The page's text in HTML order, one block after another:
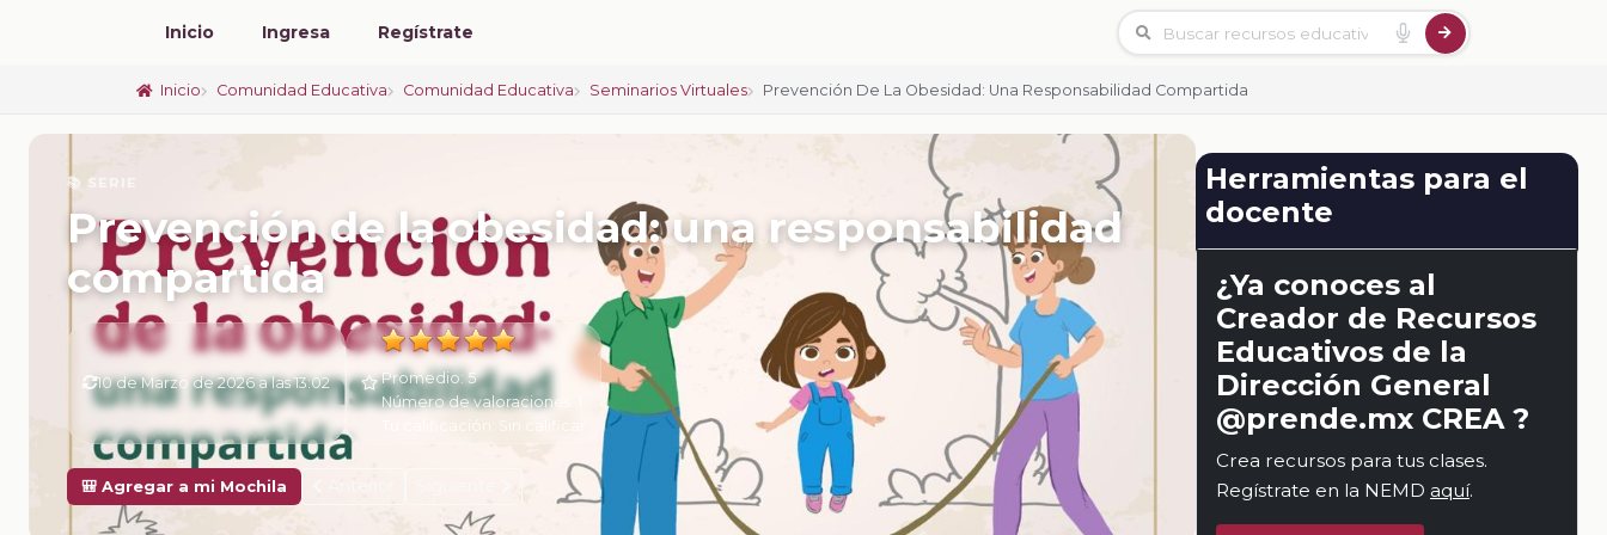
Inicio Ingresa Regístrate
Inicio Comunidad Educativa Comunidad Educativa Seminarios Virtuales Prevención De La Obesidad: Una Responsabilidad Compartida
📚 SERIE
Prevención de la obesidad: una responsabilidad
compartida
10 de Marzo de 2026 a las 13:02 Promedio:5
Número de valoraciones:
Tu calificación:
Sin calificar
🎒 Agregar a mi Mochila Anterior
Herramientas para el
docente
¿Ya conoces al
Creador de Recursos
Educativos de la
Dirección General
@prende.mx CREA ?
Crea recursos para tus clases.
Regístrate en la NEMD aquí.